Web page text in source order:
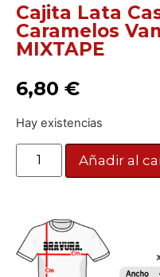
Cajita Lata
Caramelos
MIXTAPE
6,80 €
Hay existencias
Añadir al